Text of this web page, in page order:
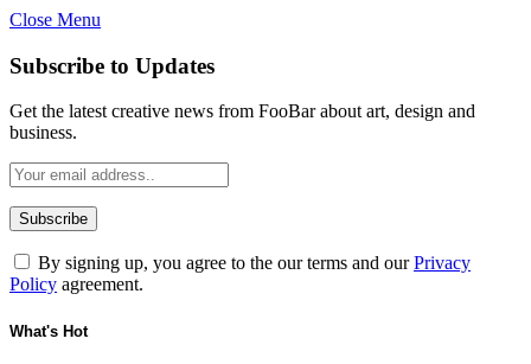
Close Menu
Subscribe to Updates
Get the latest creative news from FooBar about art, design and
business.
By signing up, you agree to the our terms and ourPrivacy
Policy agreement.
What's Hot